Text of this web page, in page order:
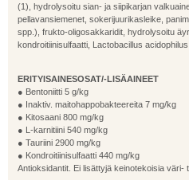
(1), hydrolysoitu sian- ja siipikarjan
pellavansiemenet, sokerijuurikasleike,
spp.), frukto-oligosakkaridit, hydrolysoitu
kondroitiinisulfaatti, Lactobacillus acidophilus.
ERITYISAINESOSAT/-LISÄAINEET
● Bentoniitti 5 g/kg
● Inaktiv. maitohappobakteereita 7 mg/kg
● Kitosaani 800 mg/kg
● L-karnitiini 540 mg/kg
● Tauriini 2900 mg/kg
● Kondroitiinisulfaatti 440 mg/kg
Antioksidantit. Ei lisättyjä keinotekoisia väri-